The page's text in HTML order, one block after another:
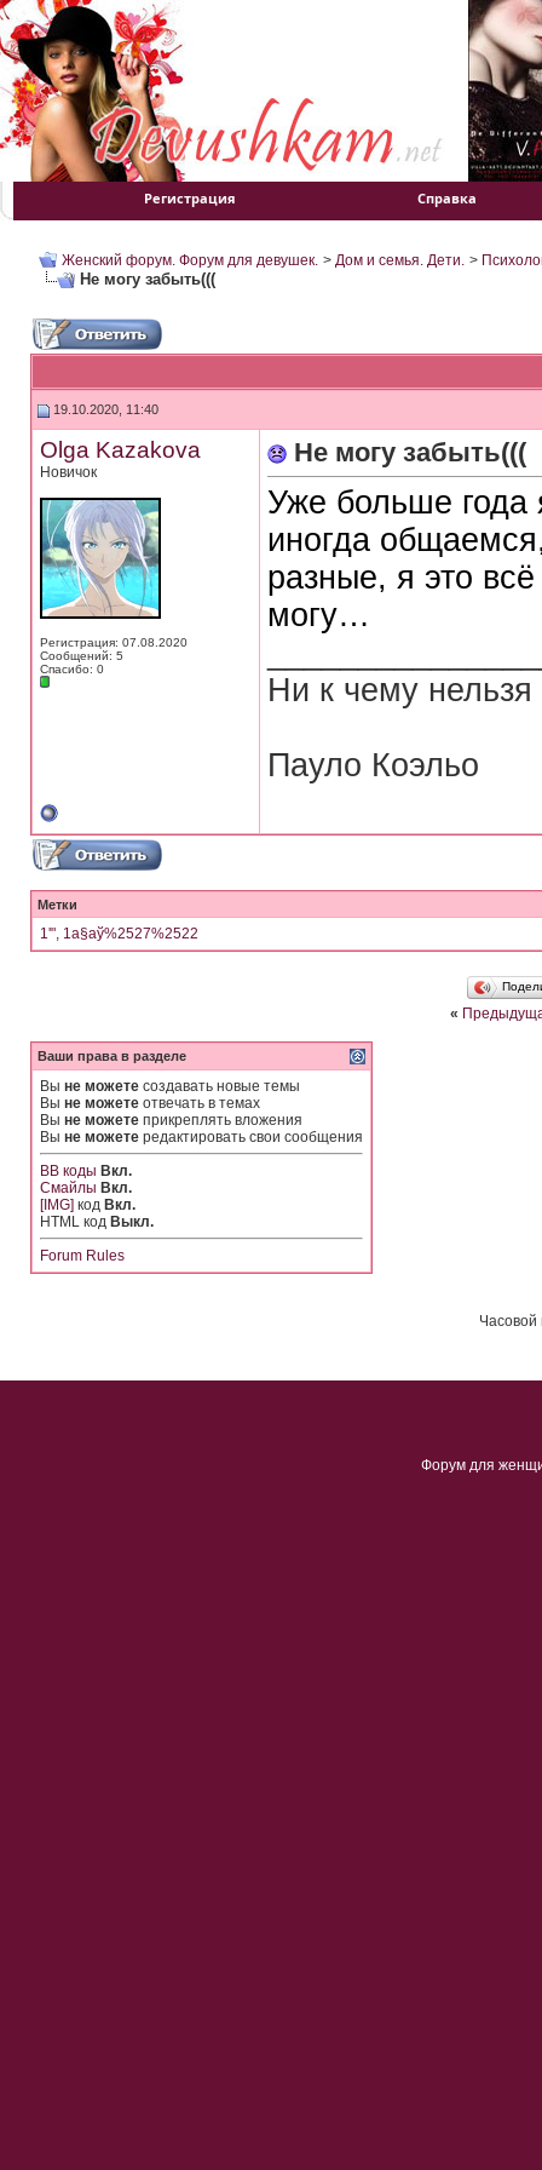
Регистрация Справка
Женский форум. Форум для девушек. > Дом и семья. Дети. >
Не могу забыть(((
19.10.2020, 11:40
Olga Kazakova
Новичок
Регистрация: 07.08.2020
Сообщений: 5
Спасибо: 0
Не могу забыть(((
Уже больше
иногда
разные, я это
могу…
Ни к чему нельзя
Пауло Коэльо
Метки
1'", 1а§аў%2527%2522
«
Ваши права в разделе
Вы не можете создавать новые темы
Вы не можете отвечать в темах
Вы не можете прикреплять вложения
Вы не можете редактировать свои сообщения
BB коды Вкл.
Смайлы Вкл.
[IMG] код Вкл.
HTML код Выкл.
Forum Rules
Часовой
Форум для